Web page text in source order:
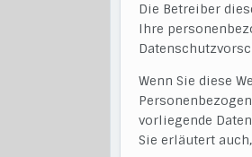
Die Betreiber
Ihre
Wenn Sie diese
vorliegende
Sie erläutert